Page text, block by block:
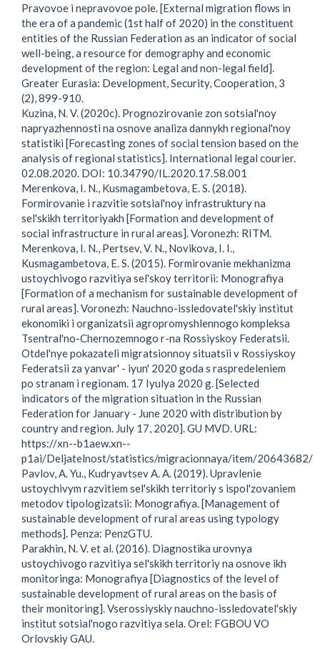
Pravovoe i nepravovoe pole. [External migration flows in
the era of a pandemic (1st half of 2020) in the constituent
entities of the Russian Federation as an indicator of social
well-being, a resource for demography and economic
development of the region: Legal and non-legal field].
Greater Eurasia: Development, Security, Cooperation, 3
(2), 899-910.
Kuzina, N. V. (2020c). Prognozirovanie zon sotsial'noy
napryazhennosti na osnove analiza dannykh regional'noy
statistiki [Forecasting zones of social tension based on the
analysis of regional statistics]. International legal courier.
02.08.2020. DOI: 10.34790/IL.2020.17.58.001
Merenkova, I. N., Kusmagambetova, E. S. (2018).
Formirovanie i razvitie sotsial'noy infrastruktury na
sel'skikh territoriyakh [Formation and development of
social infrastructure in rural areas]. Voronezh: RITM.
Merenkova, I. N., Pertsev, V. N., Novikova, I. I.,
Kusmagambetova, E. S. (2015). Formirovanie mekhanizma
ustoychivogo razvitiya sel'skoy territorii: Monografiya
[Formation of a mechanism for sustainable development of
rural areas]. Voronezh: Nauchno-issledovatel'skiy institut
ekonomiki i organizatsii agropromyshlennogo kompleksa
Tsentral'no-Chernozemnogo r-na Rossiyskoy Federatsii.
Otdel'nye pokazateli migratsionnoy situatsii v Rossiyskoy
Federatsii za yanvar' - iyun' 2020 goda s raspredeleniem
po stranam i regionam. 17 Iyulya 2020 g. [Selected
indicators of the migration situation in the Russian
Federation for January - June 2020 with distribution by
country and region. July 17, 2020]. GU MVD. URL:
https://xn--b1aew.xn--
p1ai/Deljatelnost/statistics/migracionnaya/item/20643682/
Pavlov, A. Yu., Kudryavtsev A. A. (2019). Upravlenie
ustoychivym razvitiem sel'skikh territoriy s ispol'zovaniem
metodov tipologizatsii: Monografiya. [Management of
sustainable development of rural areas using typology
methods]. Penza: PenzGTU.
Parakhin, N. V. et al. (2016). Diagnostika urovnya
ustoychivogo razvitiya sel'skikh territoriy na osnove ikh
monitoringa: Monografiya [Diagnostics of the level of
sustainable development of rural areas on the basis of
their monitoring]. Vserossiyskiy nauchno-issledovatel'skiy
institut sotsial'nogo razvitiya sela. Orel: FGBOU VO
Orlovskiy GAU.